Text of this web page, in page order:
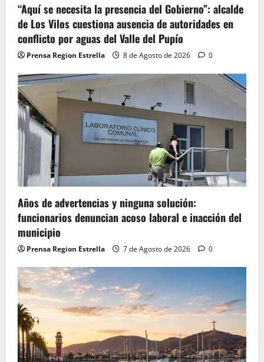
“Aquí se necesita la presencia del Gobierno”: alcalde
de Los Vilos cuestiona ausencia de autoridades en
conflicto por aguas del Valle del Pupío
Prensa Region Estrella 8 de Agosto de 2026 0
Años de advertencias y ninguna solución:
funcionarios denuncian acoso laboral e inacción del
municipio
Prensa Region Estrella 7 de Agosto de 2026 0